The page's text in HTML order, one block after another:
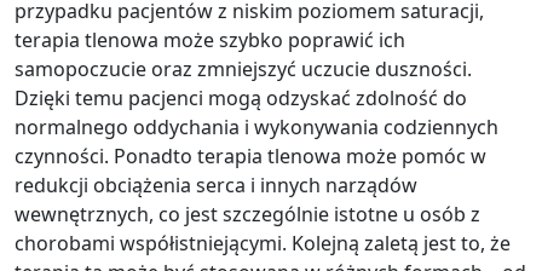
przypadku pacjentów z niskim poziomem saturacji,
terapia tlenowa może szybko poprawić ich
samopoczucie oraz zmniejszyć uczucie duszności.
Dzięki temu pacjenci mogą odzyskać zdolność do
normalnego oddychania i wykonywania codziennych
czynności. Ponadto terapia tlenowa może pomóc w
redukcji obciążenia serca i innych narządów
wewnętrznych, co jest szczególnie istotne u osób z
chorobami współistniejącymi. Kolejną zaletą jest to, że